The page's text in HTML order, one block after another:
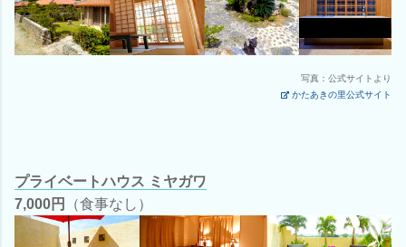
写真：公式サイトより
かたあきの里公式サイト
プライベートハウス ミヤガワ
7,000円
（食事なし）